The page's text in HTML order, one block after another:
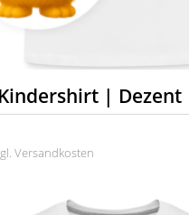
| Dezent
Versandkosten